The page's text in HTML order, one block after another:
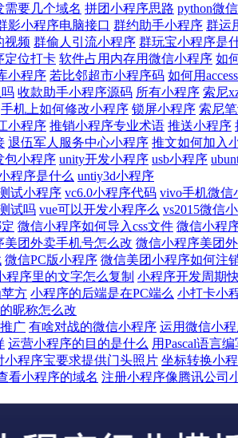
需要几个域名 拼团小程序思路 python微
影小程序电脑接口 群约助手小程序 群运
视频 群偷人引流小程序 群玩宝小程序是
定位打卡 软件占用内存用微信小程序 如
小程序 若比邻超市小程序码 如何用
收款助手小程序源码 所有小程序 索尼
手机上如何修改小程序 锁屏小程序 索尼
小程序 推销小程序专业术语 推送小程序
退伍军人服务中心小程序 推文如何加入
包小程序 unity开发小程序 usb小程序
程序是什么 untiy3d小程序
试小程序 vc6.0小程序代码 vivo手机微信
试吗 vue可以开发小程序么 vs2015微信
微信小程序如何导入css文件 微信小程
美团外卖手机号怎么改 微信小程序美团
微信PC版小程序 微信美团小程序如何注
程序里的文字怎么复制 小程序开发周期
方 小程序的后端是在PC端么 小打卡小
昵称怎么改
广 有啥对战的微信小程序 运用微信小
运营小程序的目的是什么 用Pascal语言
小程序宝要求提供门头照片 坐标转换小
看小程序的域名 注册小程序像腾讯公司